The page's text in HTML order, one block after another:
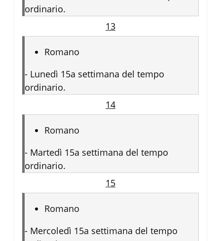
ordinario.
13
Romano
- Lunedì 15a settimana del tempo
ordinario.
14
Romano
- Martedì 15a settimana del tempo
ordinario.
15
Romano
- Mercoledì 15a settimana del tempo